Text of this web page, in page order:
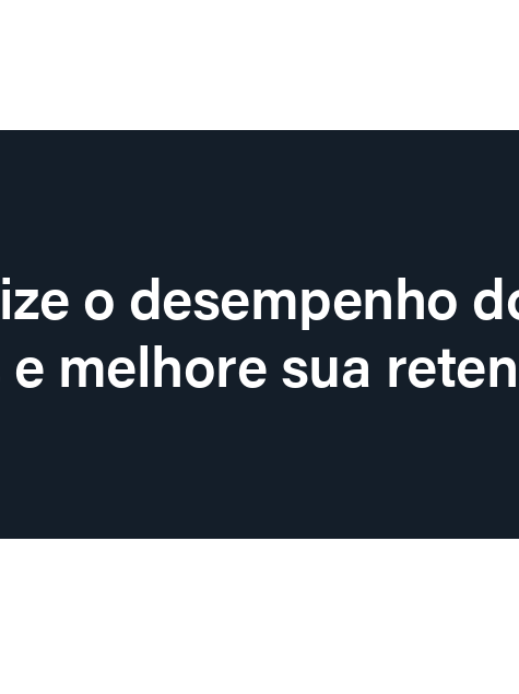
o desempenho
melhore sua